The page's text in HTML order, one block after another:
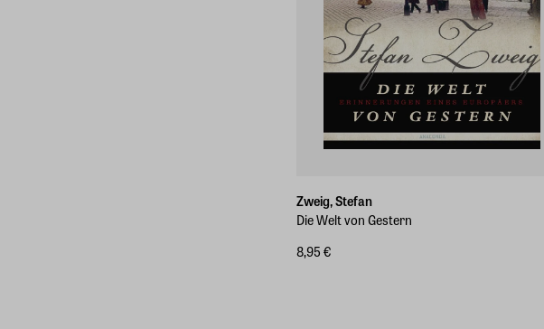
Zweig, Stefan
Die Welt von Gestern
8,95 €